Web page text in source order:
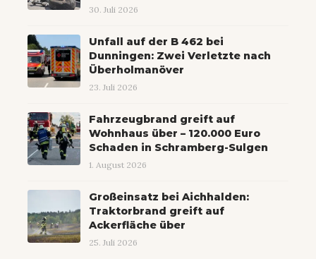
30. Juli 2026
Unfall auf der B 462 bei
Dunningen: Zwei Verletzte nach
Überholmanöver
23. Juli 2026
Fahrzeugbrand greift auf
Wohnhaus über – 120.000 Euro
Schaden in Schramberg-Sulgen
1. August 2026
Großeinsatz bei Aichhalden:
Traktorbrand greift auf
Ackerfläche über
25. Juli 2026